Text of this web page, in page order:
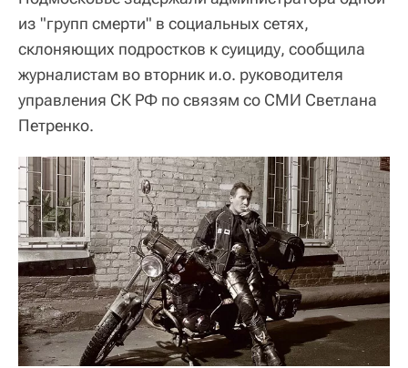
из "групп смерти" в социальных сетях,
склоняющих подростков к суициду, сообщила
журналистам во вторник и.о. руководителя
управления СК РФ по связям со СМИ Светлана
Петренко.